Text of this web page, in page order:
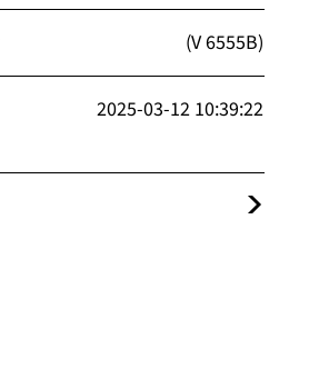
(V 6555B)
2025-03-12 10:39:22